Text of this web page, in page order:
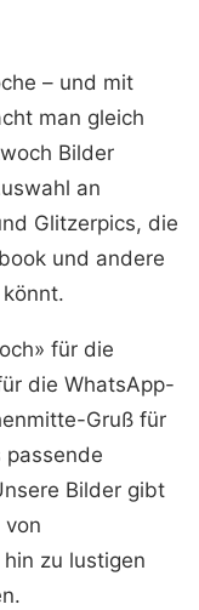
– und mit
man gleich
Bilder
an
Glitzerpics, die
und andere
für die
die WhatsApp-
Gruß für
passende
Bilder gibt
von
zu lustigen